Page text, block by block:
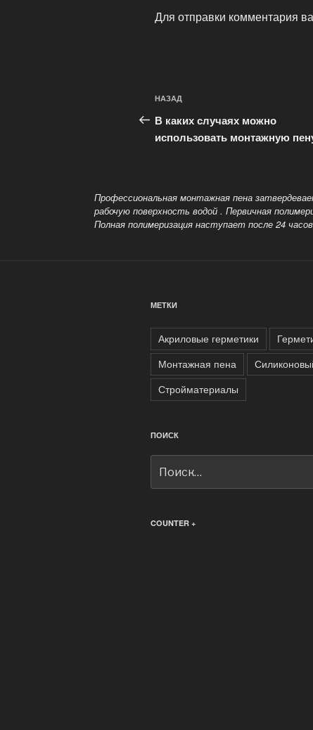
Для отправки комментария
Навигация
по
записям
Предыдущая
запись:
НАЗАД
В каких случаях можно
использовать монтажную
Профессиональная монтажная пена
рабочую поверхность водой . Первичная
Полная полимеризация наступает после 24 часов
МЕТКИ
Акриловые герметики
Монтажная пена
Стройматериалы
ПОИСК
COUNTER +